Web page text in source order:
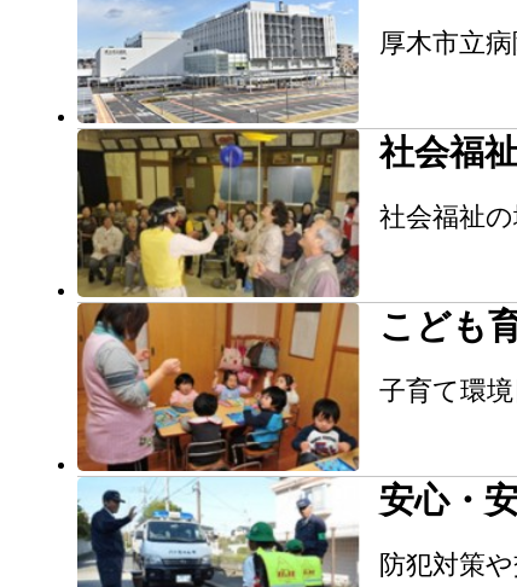
厚木市立
社会福
社会福祉
こども
子育て環
安心・
防犯対策